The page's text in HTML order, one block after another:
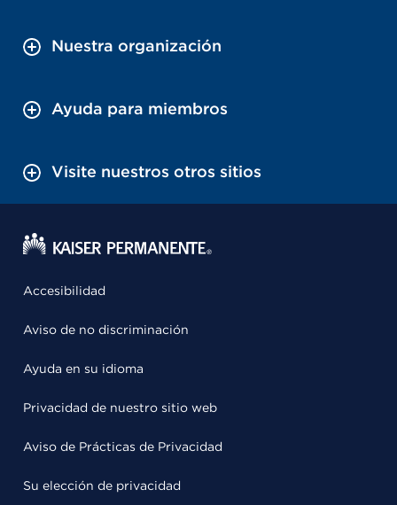
Nuestra organización
Ayuda para miembros
Visite nuestros otros sitios
Accesibilidad
Aviso de no discriminación
Ayuda en su idioma
Privacidad de nuestro sitio web
Aviso de Prácticas de Privacidad
Su elección de privacidad